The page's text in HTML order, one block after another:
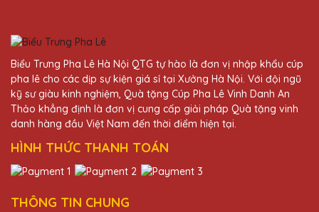
không chỉ đẹp mà còn mang lại giá trị tinh
thần lớn cho người nhận.
27/11/2025
tượng với thiết kế và chất lượng. Cảm ơn
Biểu Trưng Pha Lê Hà Nội QTG tự hào là đơn vị nhập khẩu cúp
pha lê cho các dịp sự kiện giá sỉ tại Xưởng Hà Nội. Với đội ngũ
kỹ sư giàu kinh nghiệm, Quà tặng Cúp Pha Lê Vinh Danh An
Thảo khẳng định là đơn vị cung cấp giải pháp Quà tặng vinh
danh hàng đầu Việt Nam đến thời điểm hiện tại.
HÌNH THỨC THANH TOÁN
THÔNG TIN CHUNG